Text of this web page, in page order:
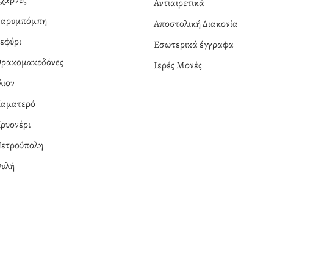
Αντιαιρετικά
Αποστολική Διακονία
Εσωτερικά έγγραφα
Ιερές Μονές